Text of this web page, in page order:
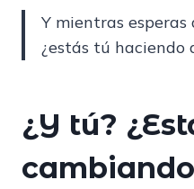
Y mientras
¿estás tú haciendo
¿Y tú?